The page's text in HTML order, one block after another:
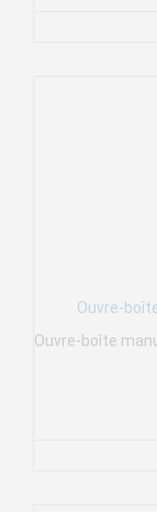
Ouvre-
Ouvre-boîte